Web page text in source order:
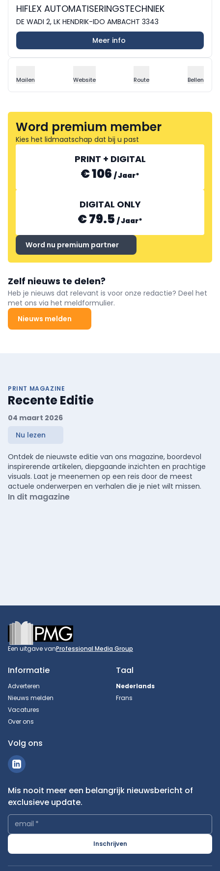
HIFLEX AUTOMATISERINGSTECHNIEK
DE WADI 2, LK HENDRIK-IDO AMBACHT 3343
Meer info
Mailen Website Route Bellen
Word premium member
Kies het lidmaatschap dat bij u past
PRINT + DIGITAL
€ 106 /Jaar*
DIGITAL ONLY
€ 79.5 /Jaar*
Word nu premium partner
Zelf nieuws te delen?
Heb je nieuws dat relevant is voor onze redactie? Deel het
met ons via het meldformulier.
Nieuws melden
PRINT MAGAZINE
Recente Editie
04 maart 2026
Nu lezen
Ontdek de nieuwste editie van ons magazine, boordevol
inspirerende artikelen, diepgaande inzichten en prachtige
visuals. Laat je meenemen op een reis door de meest
actuele onderwerpen en verhalen die je niet wilt missen.
In dit magazine
Footer
Een uitgave vanProfessional Media Group
Informatie
Adverteren
Nieuws melden
Vacatures
Over ons
Taal
Nederlands
Frans
Volg ons
Mis nooit meer een belangrijk nieuwsbericht of
exclusieve update.
email *
Inschrijven